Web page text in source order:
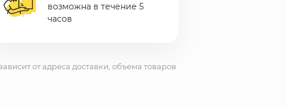
возможна в течение 5
часов
от адреса доставки, объема товаров